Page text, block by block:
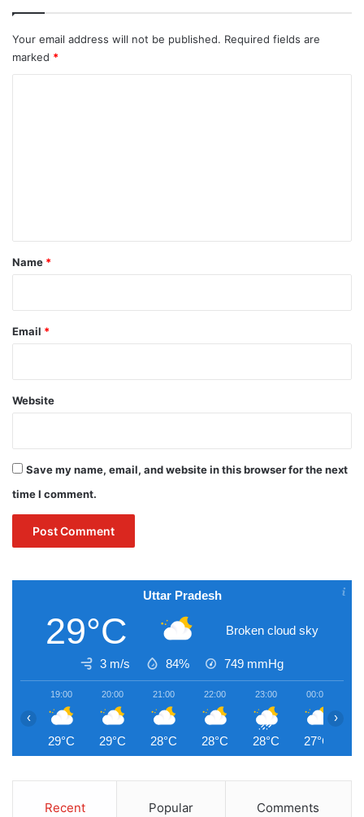
Your email address will not be published. Required fields are
marked *
*
Name *
Email *
Website
Save my name, email, and website in this browser for the next
time I comment.
Uttar Pradesh
29°C Broken cloud sky
3 m/s 84% 749 mmHg
19:00
29°C
20:00
29°C
21:00
28°C
22:00
28°C
23:00
28°C
00:00
27°C
‹ ›
Recent Popular Comments